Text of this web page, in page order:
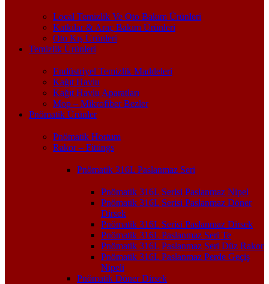
Local Temizlik Ve Oto Bakım Ürünleri
Katkılar & Araç Bakım Ürünleri
Oto Kış Ürünleri
Temizlik Ürünleri
Endüstriyel Temizlik Maddeleri
Kağıt Havlu
Kağıt Havlu Aparatları
Mop – Mikrofiber Bezler
Pnömatik Ürünler
Pnömatik Hortum
Rakor – Fittings
Pnömatik 316L Paslanmaz Seri
Pnömatik 316L Serisi Paslanmaz Nipel
Pnömatik 316L Serisi Paslanmaz Döner
Dirsek
Pnömatik 316L Serisi Paslanmaz Dirsek
Pnömatik 316L Paslanmaz Seri Te
Pnömatik 316L Paslanmaz Seri Düz Rakor
Pnömatik 316L Paslanmaz Perde Geçiş
Nipeli
Pnömatik Döner Dirsek